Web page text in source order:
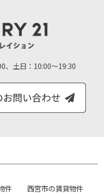
、土日：10:00～19:30
件
西宮市の賃貸物件